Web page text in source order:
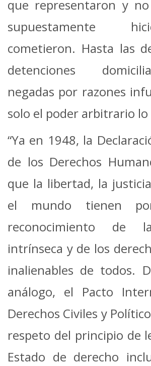
que representaron y
supuestamente
cometieron. Hasta las
detenciones
negadas por razones
solo el poder arbitrario
“Ya en 1948, la
de los Derechos
que la libertad, la
el mundo tienen
reconocimiento de
intrínseca y de los
inalienables de todos.
análogo, el Pacto
Derechos Civiles y
respeto del principio de
Estado de derecho